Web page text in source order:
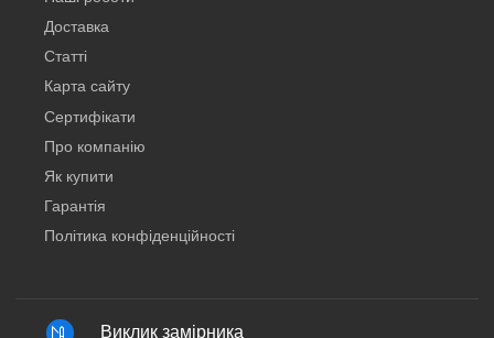
Доставка
Статті
Карта сайту
Сертифікати
Про компанію
Як купити
Гарантія
Політика конфіденційності
Виклик замірника